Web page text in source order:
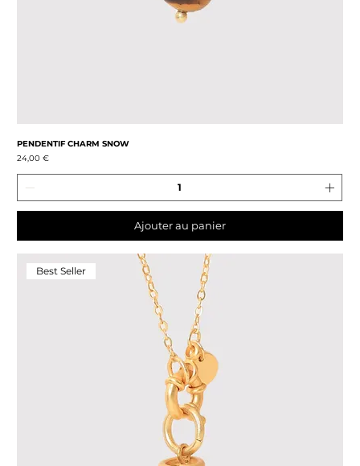
PENDENTIF CHARM SNOW
Prix
24,00 €
Ajouter au panier
Best Seller